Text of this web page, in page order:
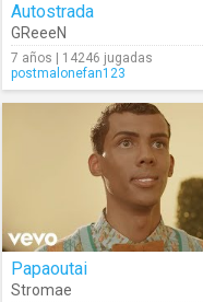
Autostrada
GReeeN
7 años | 14246 jugadas
postmalonefan123
Papaoutai
Stromae